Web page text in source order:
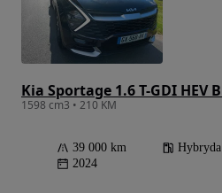
1598 cm3 • 210 KM
39 000 km Hybryda
2024